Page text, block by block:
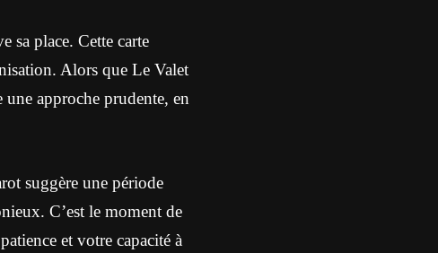
sa place. Cette carte
Alors que Le Valet
approche prudente, en
suggère une période
C’est le moment de
et votre capacité à